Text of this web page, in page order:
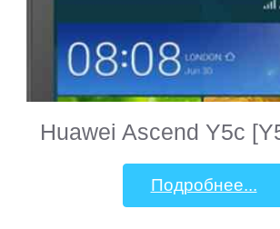
Huawei Ascend Y5c
Подробнее...